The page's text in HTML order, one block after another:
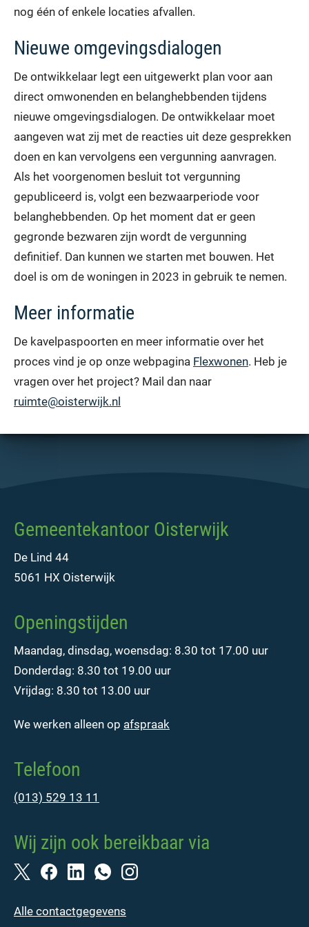
nog één of enkele locaties afvallen.
Nieuwe omgevingsdialogen
De ontwikkelaar legt een uitgewerkt plan voor aan
direct omwonenden en belanghebbenden tijdens
nieuwe omgevingsdialogen. De ontwikkelaar moet
aangeven wat zij met de reacties uit deze gesprekken
doen en kan vervolgens een vergunning aanvragen.
Als het voorgenomen besluit tot vergunning
gepubliceerd is, volgt een bezwaarperiode voor
belanghebbenden. Op het moment dat er geen
gegronde bezwaren zijn wordt de vergunning
definitief. Dan kunnen we starten met bouwen. Het
doel is om de woningen in 2023 in gebruik te nemen.
Meer informatie
De kavelpaspoorten en meer informatie over het
proces vind je op onze webpagina Flexwonen. Heb je
vragen over het project? Mail dan naar
ruimte@oisterwijk.nl
Gemeentekantoor Oisterwijk
De Lind 44
5061 HX Oisterwijk
Openingstijden
Maandag, dinsdag, woensdag: 8.30 tot 17.00 uur
Donderdag: 8.30 tot 19.00 uur
Vrijdag: 8.30 tot 13.00 uur
We werken alleen op afspraak
Telefoon
(013) 529 13 11
Wij zijn ook bereikbaar via
Alle contactgegevens